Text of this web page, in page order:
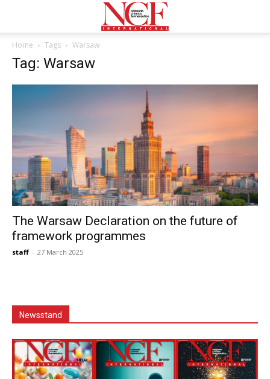
Home Tags Warsaw
Tag: Warsaw
The Warsaw Declaration on the future of
framework programmes
staff - 27 March 2025
Newsstand